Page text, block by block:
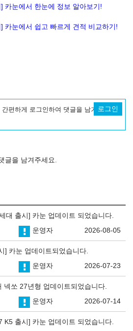
카눈에서 한눈에 정보 알아보기!
카눈에서 쉽고 빠르게 견적 비교하기!
편하게 로그인하여 댓글을 남기실 수 있
로그인
글을 남겨주세요.
대 출시] 카눈 업데이트 되었습니다.
2026-08-05
운영자
] 카눈 업데이트되었습니다.
2026-07-23
운영자
넥쏘 27년형 업데이트되었습니다.
2026-07-14
운영자
K5 출시] 카눈 업데이트 되었습니다.